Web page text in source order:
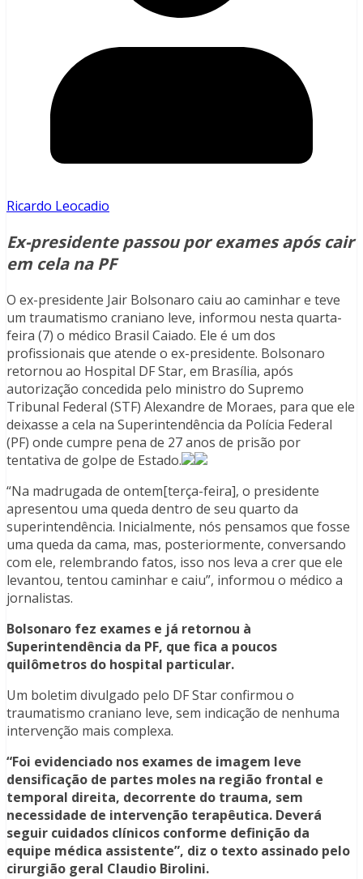
Ricardo Leocadio
Ex-presidente passou por exames após cair
em cela na PF
O ex-presidente Jair Bolsonaro caiu ao caminhar e teve
um traumatismo craniano leve, informou nesta quarta-
feira (7) o médico Brasil Caiado. Ele é um dos
profissionais que atende o ex-presidente. Bolsonaro
retornou ao Hospital DF Star, em Brasília, após
autorização concedida pelo ministro do Supremo
Tribunal Federal (STF) Alexandre de Moraes, para que ele
deixasse a cela na Superintendência da Polícia Federal
(PF) onde cumpre pena de 27 anos de prisão por
tentativa de golpe de Estado.
“Na madrugada de ontem[terça-feira], o presidente
apresentou uma queda dentro de seu quarto da
superintendência. Inicialmente, nós pensamos que fosse
uma queda da cama, mas, posteriormente, conversando
com ele, relembrando fatos, isso nos leva a crer que ele
levantou, tentou caminhar e caiu”, informou o médico a
jornalistas.
Bolsonaro fez exames e já retornou à
Superintendência da PF, que fica a poucos
quilômetros do hospital particular.
Um boletim divulgado pelo DF Star confirmou o
traumatismo craniano leve, sem indicação de nenhuma
intervenção mais complexa.
“Foi evidenciado nos exames de imagem leve
densificação de partes moles na região frontal e
temporal direita, decorrente do trauma, sem
necessidade de intervenção terapêutica. Deverá
seguir cuidados clínicos conforme definição da
equipe médica assistente”, diz o texto assinado pelo
cirurgião geral Claudio Birolini.